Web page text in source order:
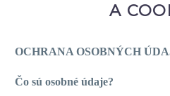
A
OCHRANA OSOBNÝCH
Čo sú osobné údaje?